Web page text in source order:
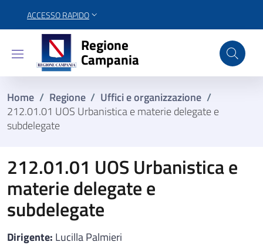
ACCESSO RAPIDO
Regione Campania
Regione
Campania
Home / Regione / Uffici e organizzazione /
212.01.01 UOS Urbanistica e materie delegate e
subdelegate
212.01.01 UOS Urbanistica e
materie delegate e
subdelegate
Dirigente: Lucilla Palmieri